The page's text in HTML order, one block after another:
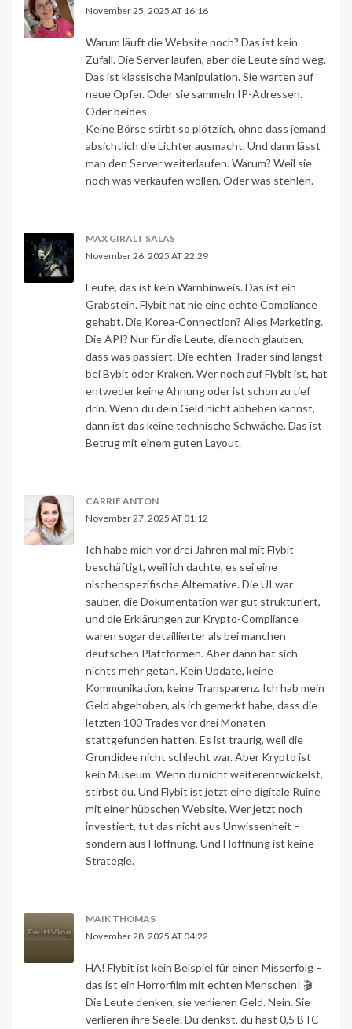
November 25, 2025 AT 16:16
Warum läuft die Website noch? Das ist kein
Zufall. Die Server laufen, aber die Leute sind weg.
Das ist klassische Manipulation. Sie warten auf
neue Opfer. Oder sie sammeln IP-Adressen.
Oder beides.
Keine Börse stirbt so plötzlich, ohne dass jemand
absichtlich die Lichter ausmacht. Und dann lässt
man den Server weiterlaufen. Warum? Weil sie
noch was verkaufen wollen. Oder was stehlen.
MAX GIRALT SALAS
November 26, 2025 AT 22:29
Leute, das ist kein Warnhinweis. Das ist ein
Grabstein. Flybit hat nie eine echte Compliance
gehabt. Die Korea-Connection? Alles Marketing.
Die API? Nur für die Leute, die noch glauben,
dass was passiert. Die echten Trader sind längst
bei Bybit oder Kraken. Wer noch auf Flybit ist, hat
entweder keine Ahnung oder ist schon zu tief
drin. Wenn du dein Geld nicht abheben kannst,
dann ist das keine technische Schwäche. Das ist
Betrug mit einem guten Layout.
CARRIE ANTON
November 27, 2025 AT 01:12
Ich habe mich vor drei Jahren mal mit Flybit
beschäftigt, weil ich dachte, es sei eine
nischenspezifische Alternative. Die UI war
sauber, die Dokumentation war gut strukturiert,
und die Erklärungen zur Krypto-Compliance
waren sogar detaillierter als bei manchen
deutschen Plattformen. Aber dann hat sich
nichts mehr getan. Kein Update, keine
Kommunikation, keine Transparenz. Ich hab mein
Geld abgehoben, als ich gemerkt habe, dass die
letzten 100 Trades vor drei Monaten
stattgefunden hatten. Es ist traurig, weil die
Grundidee nicht schlecht war. Aber Krypto ist
kein Museum. Wenn du nicht weiterentwickelst,
stirbst du. Und Flybit ist jetzt eine digitale Ruine
mit einer hübschen Website. Wer jetzt noch
investiert, tut das nicht aus Unwissenheit –
sondern aus Hoffnung. Und Hoffnung ist keine
Strategie.
MAIK THOMAS
November 28, 2025 AT 04:22
HA! Flybit ist kein Beispiel für einen Misserfolg –
das ist ein Horrorfilm mit echten Menschen! 🎬
Die Leute denken, sie verlieren Geld. Nein. Sie
verlieren ihre Seele. Du denkst, du hast 0,5 BTC